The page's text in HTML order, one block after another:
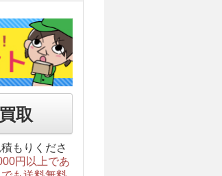
取
もりくださ
円以上であ